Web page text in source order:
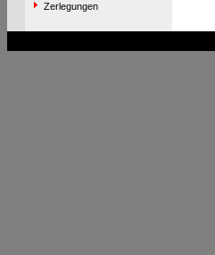
Zerlegungen